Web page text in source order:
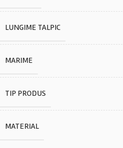
LUNGIME TALPIC
MARIME
TIP PRODUS
MATERIAL